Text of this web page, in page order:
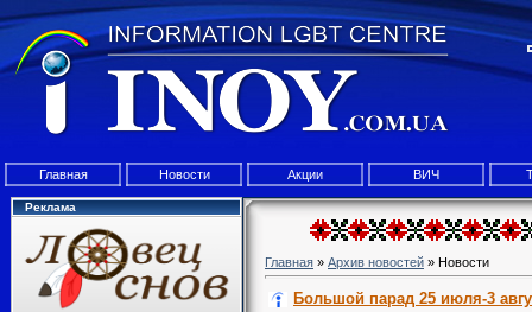
Главная Новости Акции ВИЧ
Реклама
Главная » Архив новостей » Новости
Большой парад 25 июля-3